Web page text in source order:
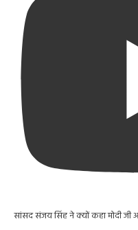
सांसद संजय सिंह ने क्यों कहा मोदी जी